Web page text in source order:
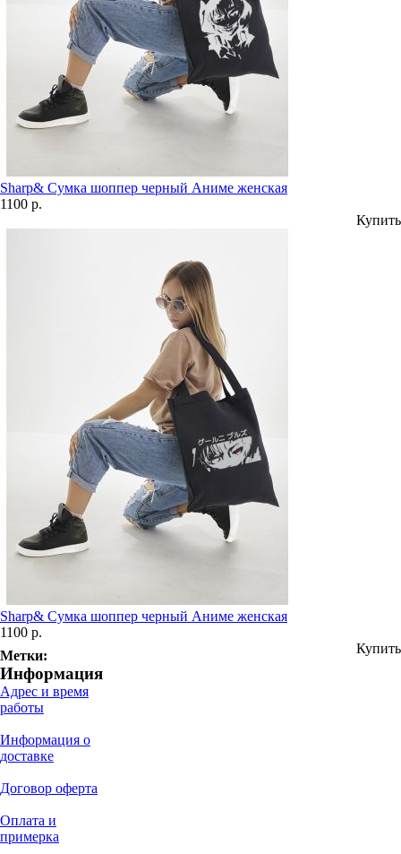
Sharp& Сумка шоппер черный Аниме женская
1100 р.
Купить
Sharp& Сумка шоппер черный Аниме женская
1100 р.
Купить
Метки:
Информация
Адрес и время
работы
Информация о
доставке
Договор оферта
Оплата и
примерка